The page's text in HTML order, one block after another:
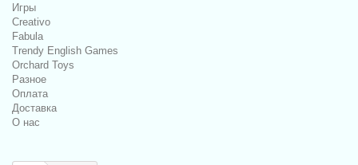
Игры
Creativo
Fabula
Trendy English Games
Orchard Toys
Разное
Оплата
Доставка
О нас